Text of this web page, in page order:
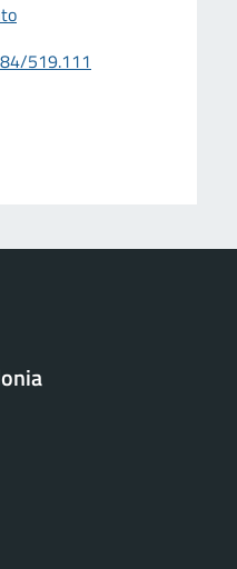
519.111